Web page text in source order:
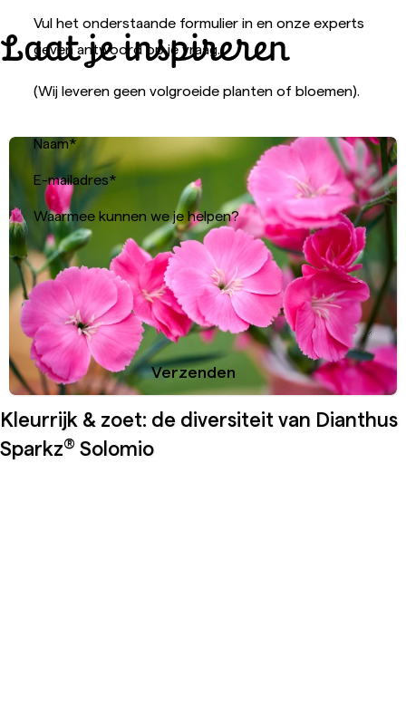
Vul het onderstaande formulier in en onze experts
geven antwoord op je vraag.
(Wij leveren geen volgroeide planten of bloemen).
Naam*
E-mailadres*
Waarmee kunnen we je helpen?
Verzenden
Laat je inspireren
Kleurrijk & zoet: de diversiteit van Dianthus
Sparkz® Solomio